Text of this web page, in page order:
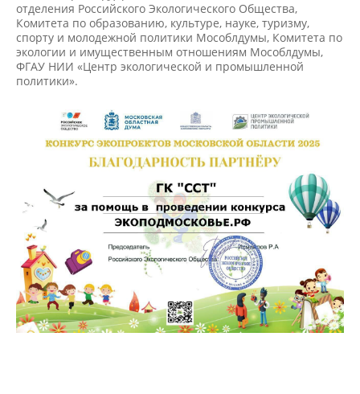
отделения Российского Экологического Общества,
Комитета по образованию, культуре, науке, туризму,
спорту и молодежной политики Мособлдумы, Комитета по
экологии и имущественным отношениям Мособлдумы,
ФГАУ НИИ «Центр экологической и промышленной
политики».